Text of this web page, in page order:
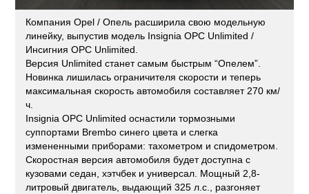
Компания Opel / Опель расширила свою модельную
линейку, выпустив модель Insignia OPC Unlimited /
Инсигния OPC Unlimited.
Версия Unlimited станет самым быстрым “Опелем”.
Новинка лишилась ограничителя скорости и теперь
максимальная скорость автомобиля составляет 270 км/
ч.
Insignia OPC Unlimited оснастили тормозными
суппортами Brembo синего цвета и слегка
измененными приборами: тахометром и спидометром.
Скоростная версия автомобиля будет доступна с
кузовами седан, хэтчбек и универсал. Мощный 2,8-
литровый двигатель, выдающий 325 л.с., разгоняет